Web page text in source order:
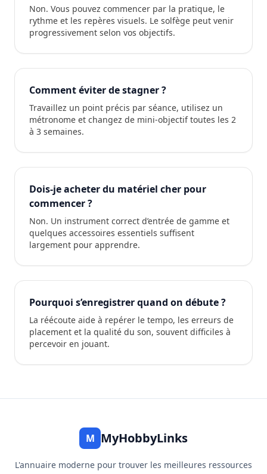
Non. Vous pouvez commencer par la pratique, le
rythme et les repères visuels. Le solfège peut venir
progressivement selon vos objectifs.
Comment éviter de stagner ?
Travaillez un point précis par séance, utilisez un
métronome et changez de mini-objectif toutes les 2
à 3 semaines.
Dois-je acheter du matériel cher pour
commencer ?
Non. Un instrument correct d’entrée de gamme et
quelques accessoires essentiels suffisent
largement pour apprendre.
Pourquoi s’enregistrer quand on débute ?
La réécoute aide à repérer le tempo, les erreurs de
placement et la qualité du son, souvent difficiles à
percevoir en jouant.
M MyHobbyLinks
L'annuaire moderne pour trouver les meilleures ressources